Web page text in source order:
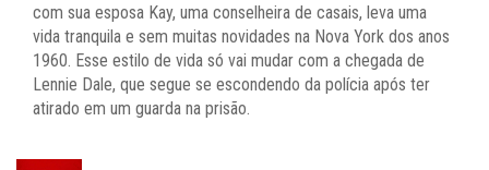
com sua esposa Kay, uma conselheira de casais, leva uma
vida tranquila e sem muitas novidades na Nova York dos anos
1960. Esse estilo de vida só vai mudar com a chegada de
Lennie Dale, que segue se escondendo da polícia após ter
atirado em um guarda na prisão.